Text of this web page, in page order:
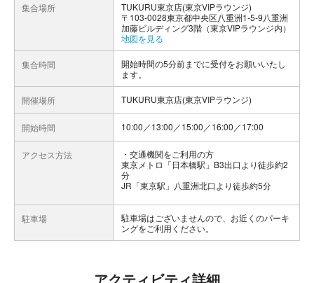
集合場所
TUKURU東京店(東京VIPラウンジ)
〒103-0028東京都中央区八重洲1-5-9八重洲
加藤ビルディング3階（東京VIPラウンジ内）
地図を見る
集合時間
開始時間の5分前までに受付をお願いいたし
ます。
開催場所 TUKURU東京店(東京VIPラウンジ)
開始時間 10:00／13:00／15:00／16:00／17:00
アクセス方法
交通機関をご利用の方
東京メトロ「日本橋駅」B3出口より徒歩約2
分
JR「東京駅」八重洲北口より徒歩約5分
駐車場
駐車場はございませんので、お近くのパーキ
ングをご利用ください。